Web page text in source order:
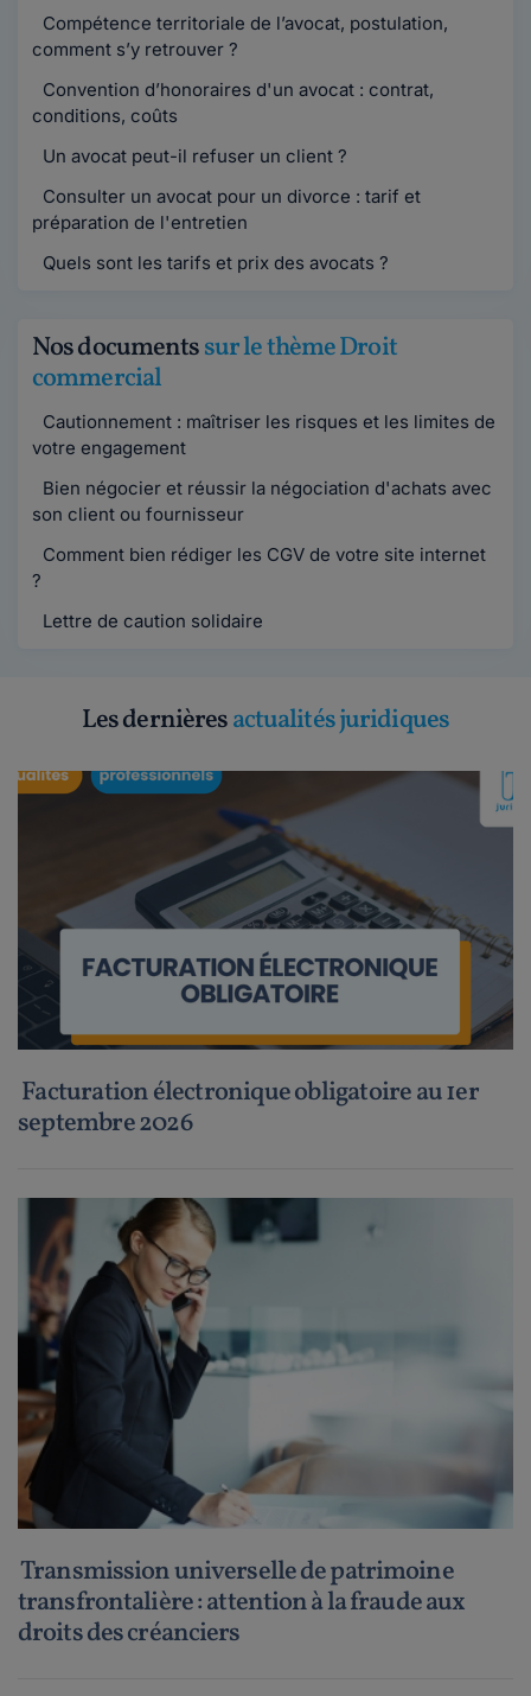
Compétence territoriale de l’avocat, postulation,
comment s’y retrouver ?
Convention d’honoraires d'un avocat : contrat,
conditions, coûts
Un avocat peut-il refuser un client ?
Consulter un avocat pour un divorce : tarif et
préparation de l'entretien
Quels sont les tarifs et prix des avocats ?
Nos documentssur le thème Droit
commercial
Cautionnement : maîtriser les risques et les limites de
votre engagement
Bien négocier et réussir la négociation d'achats avec
son client ou fournisseur
Comment bien rédiger les CGV de votre site internet
?
Lettre de caution solidaire
Les dernièresactualités juridiques
Facturation électronique obligatoire au 1er
septembre 2026
Transmission universelle de patrimoine
transfrontalière : attention à la fraude aux
droits des créanciers